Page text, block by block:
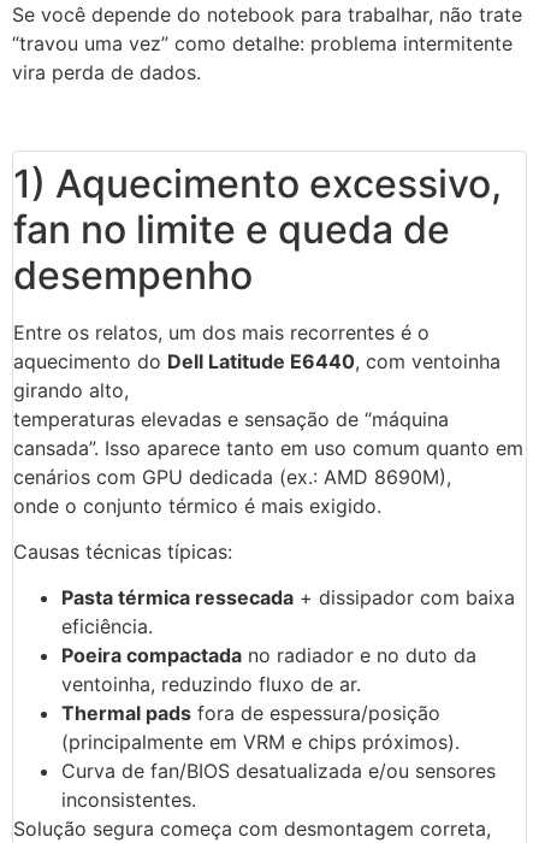
Se você depende do notebook para trabalhar, não trate
“travou uma vez” como detalhe: problema intermitente
vira perda de dados.
1) Aquecimento excessivo,
fan no limite e queda de
desempenho
Entre os relatos, um dos mais recorrentes é o
aquecimento do Dell Latitude E6440, com ventoinha
girando alto,
temperaturas elevadas e sensação de “máquina
cansada”. Isso aparece tanto em uso comum quanto em
cenários com GPU dedicada (ex.: AMD 8690M),
onde o conjunto térmico é mais exigido.
Causas técnicas típicas:
Pasta térmica ressecada + dissipador com baixa
eficiência.
Poeira compactada no radiador e no duto da
ventoinha, reduzindo fluxo de ar.
Thermal pads fora de espessura/posição
(principalmente em VRM e chips próximos).
Curva de fan/BIOS desatualizada e/ou sensores
inconsistentes.
Solução segura começa com desmontagem correta,